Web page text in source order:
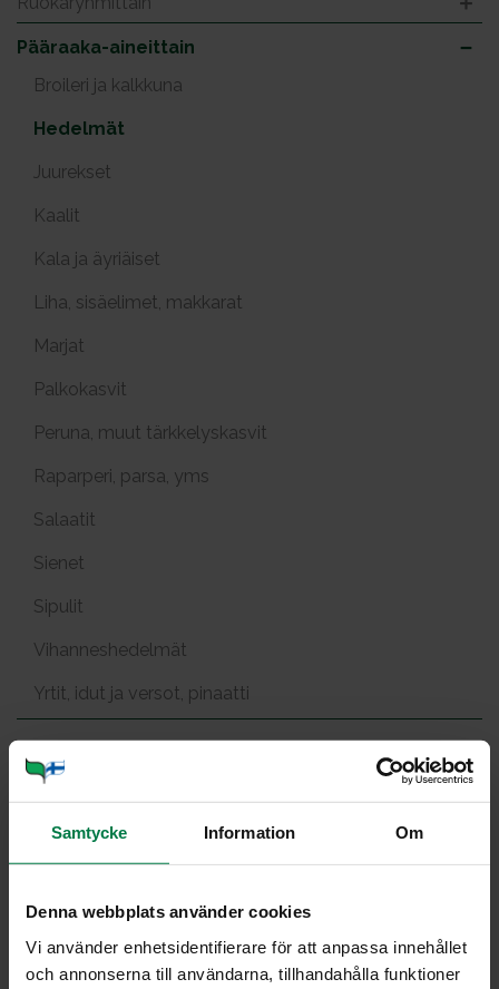
Samtycke Information Om
Denna webbplats använder cookies
Vi använder enhetsidentifierare för att anpassa innehållet
och annonserna till användarna, tillhandahålla funktioner
Pääraaka-aineittain
Broileri ja kalkkuna
Hedelmät
Juurekset
Kaalit
Kala ja äyriäiset
Liha, sisäelimet, makkarat
Marjat
Palkokasvit
Peruna, muut tärkkelyskasvit
Raparperi, parsa, yms
Salaatit
Sienet
Sipulit
Vihanneshedelmät
Yrtit, idut ja versot, pinaatti
Aro­mi­kas ome­na­so­se
Portioner